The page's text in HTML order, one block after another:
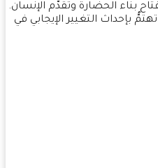
الحضارة وتقدُّم الإنسان.
التغيير الإيجابي في